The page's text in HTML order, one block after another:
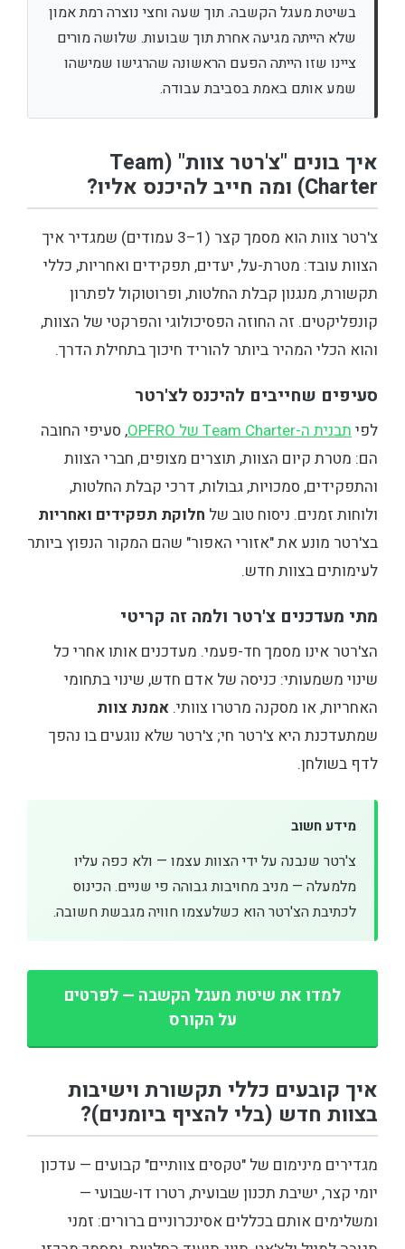
בשיטת מעגל הקשבה. תוך שעה וחצי נוצרה רמת אמון
שלא הייתה מגיעה אחרת תוך שבועות. שלושה מורים
ציינו שזו הייתה הפעם הראשונה שהרגישו שמישהו
שמע אותם באמת בסביבת עבודה.
איך בונים "צ'רטר צוות" (Team
Charter) ומה חייב להיכנס אליו?
צ'רטר צוות הוא מסמך קצר (1–3 עמודים) שמגדיר איך
הצוות עובד: מטרת-על, יעדים, תפקידים ואחריות, כללי
תקשורת, מנגנון קבלת החלטות, ופרוטוקול לפתרון
קונפליקטים. זה החוזה הפסיכולוגי והפרקטי של הצוות,
והוא הכלי המהיר ביותר להוריד חיכוך בתחילת הדרך.
סעיפים שחייבים להיכנס לצ'רטר
לפי תבנית ה-Team Charter של OPFRO
, סעיפי החובה
הם: מטרת קיום הצוות, תוצרים מצופים, חברי הצוות
והתפקידים, סמכויות, גבולות, דרכי קבלת החלטות,
ולוחות זמנים. ניסוח טוב של חלוקת תפקידים ואחריות
בצ'רטר מונע את "אזורי האפור" שהם המקור הנפוץ ביותר
לעימותים בצוות חדש.
מתי מעדכנים צ'רטר ולמה זה קריטי
הצ'רטר אינו מסמך חד-פעמי. מעדכנים אותו אחרי כל
שינוי משמעותי: כניסה של אדם חדש, שינוי בתחומי
האחריות, או מסקנה מרטרו צוותי. אמנת צוות
שמתעדכנת היא צ'רטר חי; צ'רטר שלא נוגעים בו נהפך
לדף בשולחן.
מידע חשוב
צ'רטר שנבנה על ידי הצוות עצמו — ולא כפה עליו
מלמעלה — מניב מחויבות גבוהה פי שניים. הכינוס
לכתיבת הצ'רטר הוא כשלעצמו חוויה מגבשת חשובה.
למדו את שיטת מעגל הקשבה — לפרטים
על הקורס
איך קובעים כללי תקשורת וישיבות
בצוות חדש (בלי להציף ביומנים)?
מגדירים מינימום של "טקסים צוותיים" קבועים — עדכון
יומי קצר, ישיבת תכנון שבועית, רטרו דו-שבועי —
ומשלימים אותם בכללים אסינכרוניים ברורים: זמני